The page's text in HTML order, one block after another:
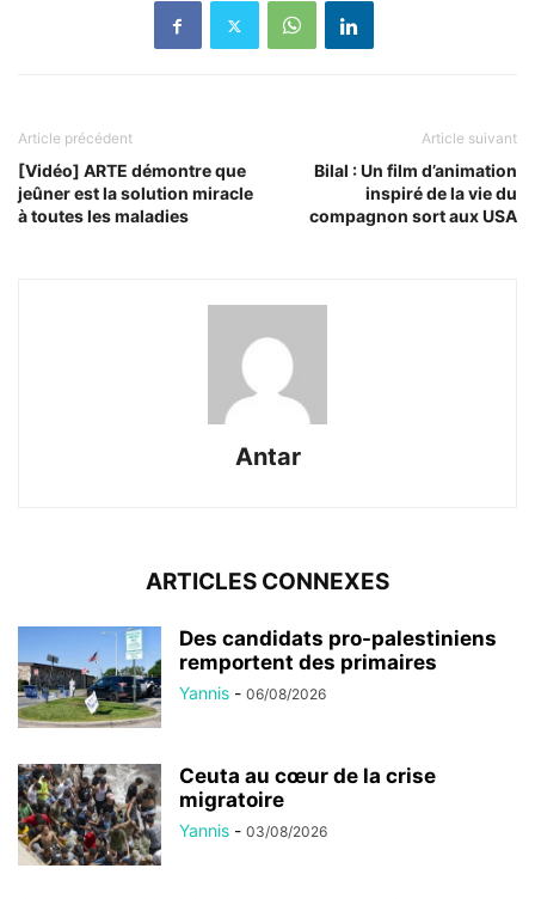
Article précédent
[Vidéo] ARTE démontre que
jeûner est la solution miracle
à toutes les maladies
Article suivant
Bilal : Un film d’animation
inspiré de la vie du
compagnon sort aux USA
Antar
ARTICLES CONNEXES
Des candidats pro-palestiniens
remportent des primaires
Yannis - 06/08/2026
Ceuta au cœur de la crise
migratoire
Yannis - 03/08/2026